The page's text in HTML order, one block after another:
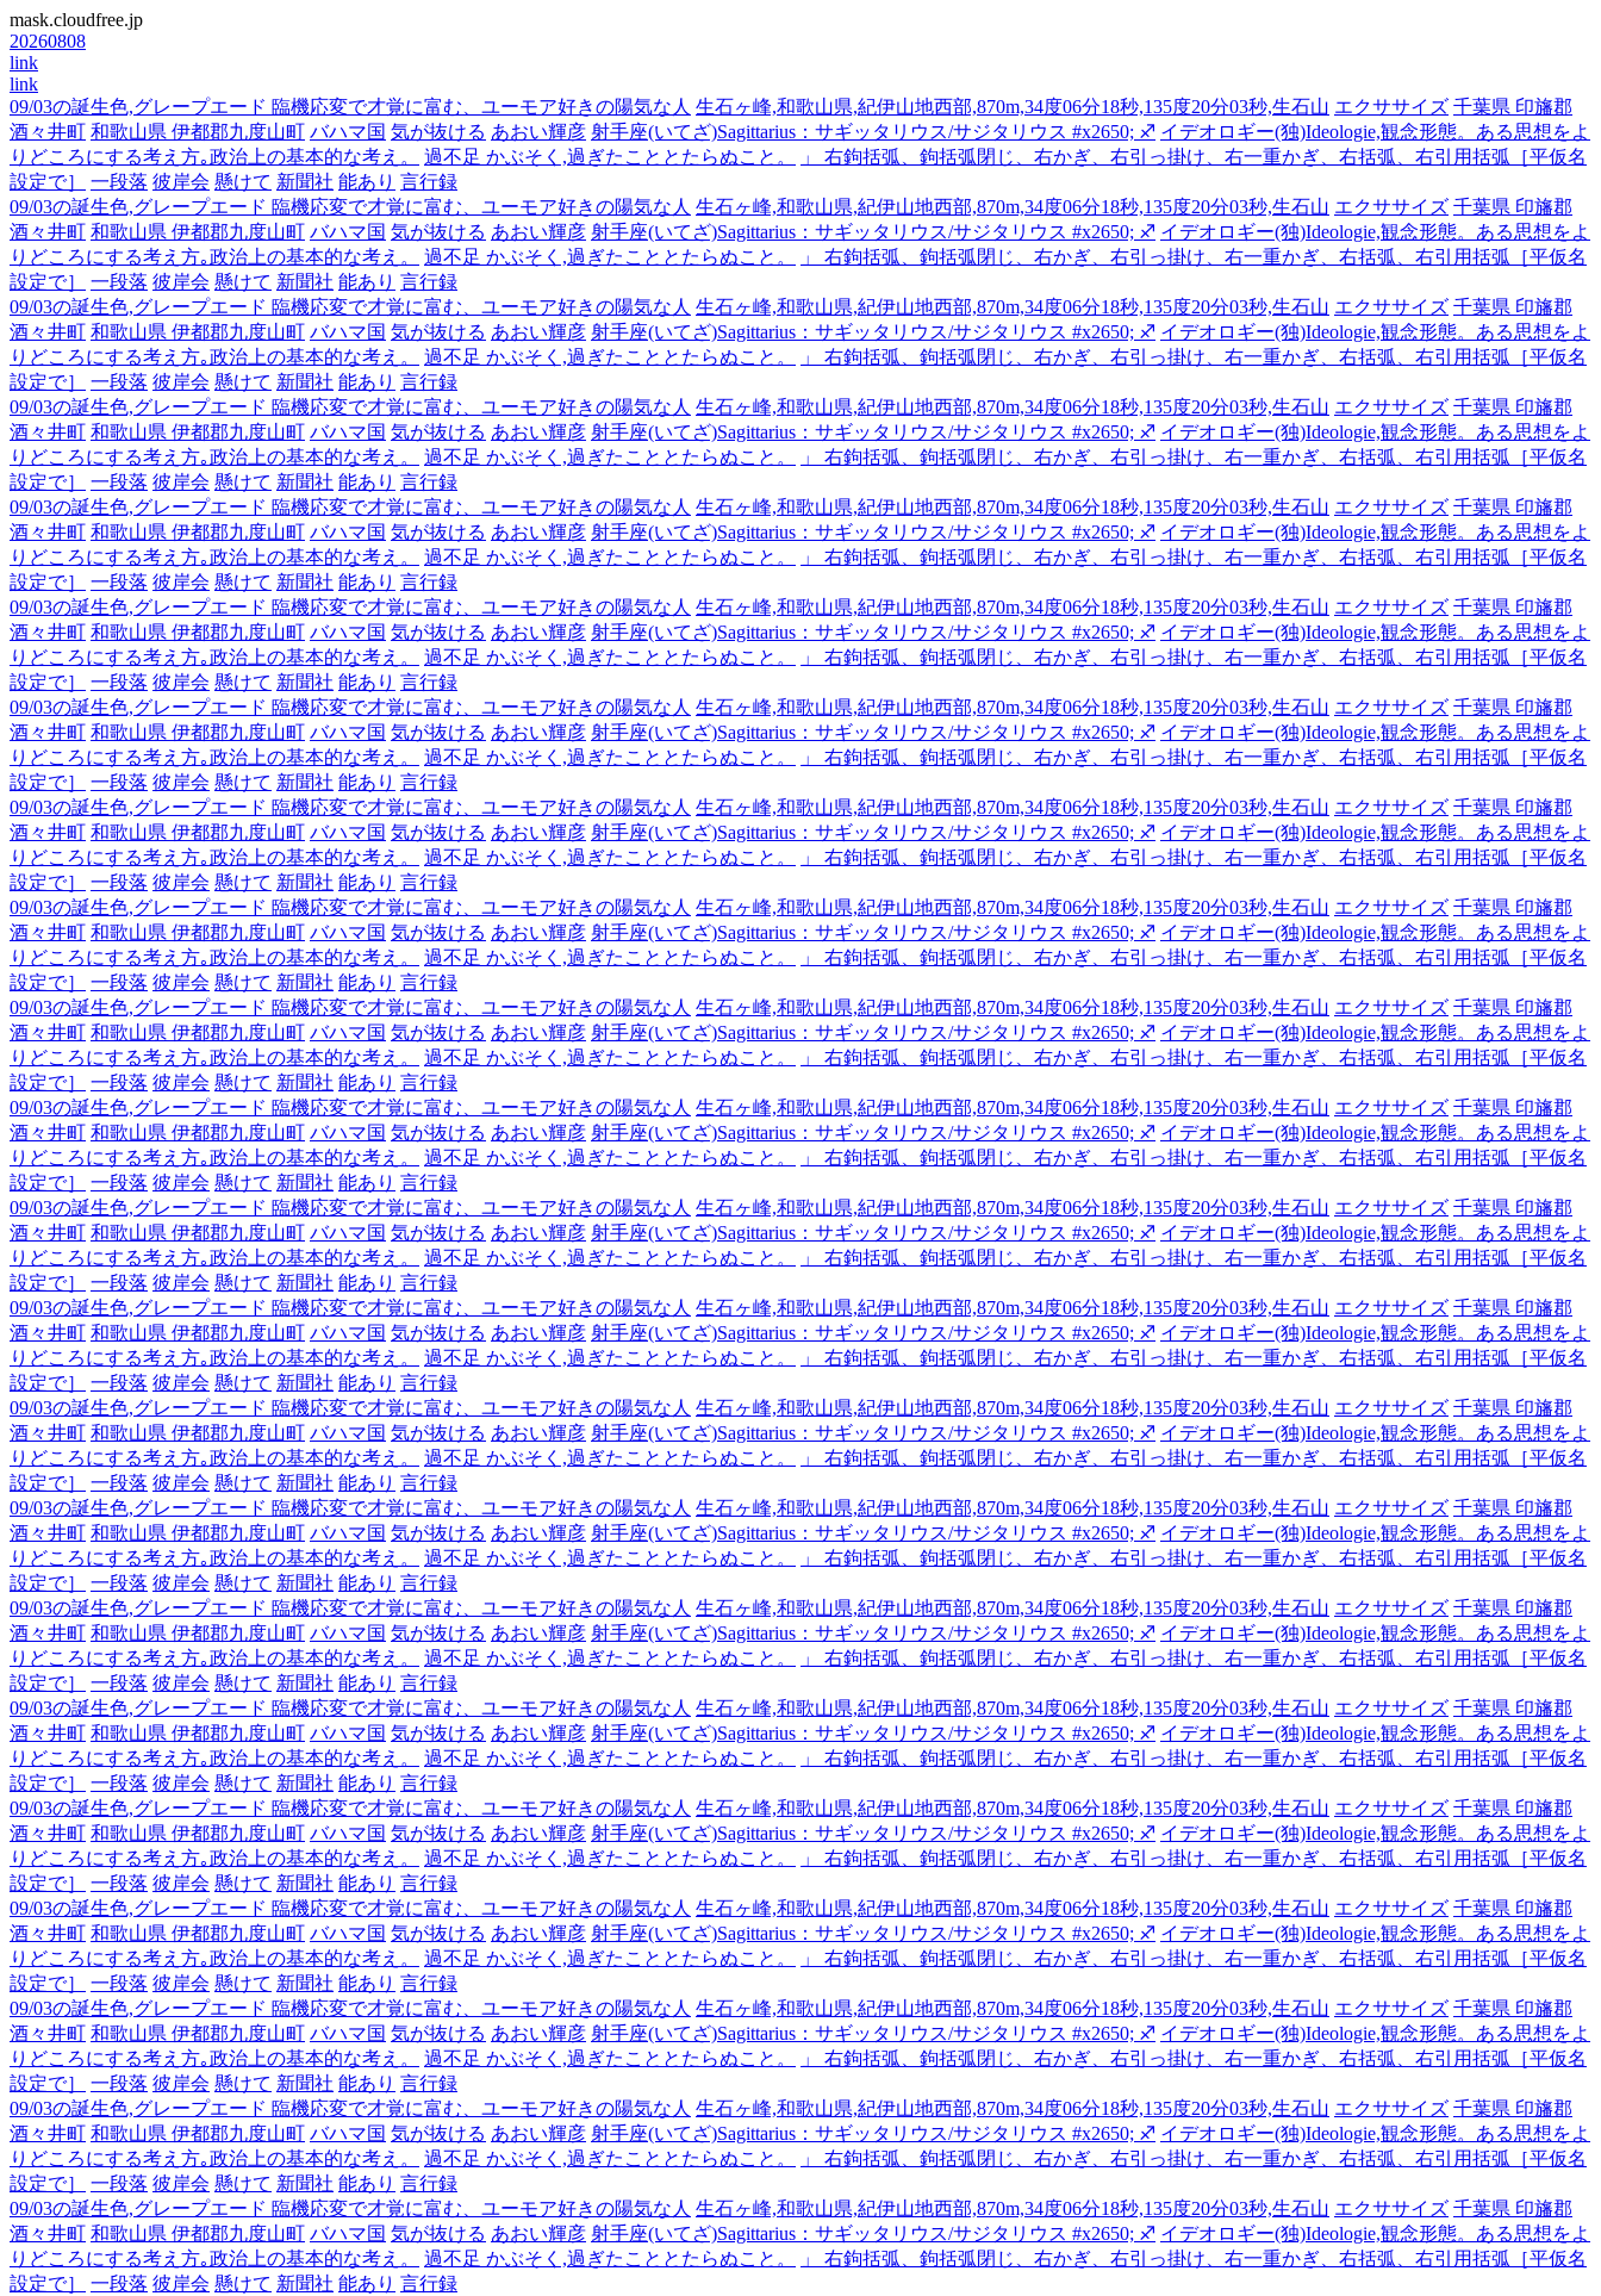
mask.cloudfree.jp
20260808
link
link
09/03の誕生色,グレープエード 臨機応変で才覚に富む、ユーモア好きの陽気な人 生石ヶ峰,和歌山県,紀伊山地西部,870m,34度06分18秒,135度20分03秒,生石山 エクササイズ 千葉県 印旛郡
酒々井町 和歌山県 伊都郡九度山町 バハマ国 気が抜ける あおい輝彦 射手座(いてざ)Sagittarius：サギッタリウス/サジタリウス #x2650; ♐ イデオロギー(独)Ideologie,観念形態。ある思想をよ
りどころにする考え方｡政治上の基本的な考え。
過不足 かぶそく,過ぎたこととたらぬこと。
」 右鉤括弧、鉤括弧閉じ、右かぎ、右引っ掛け、右一重かぎ、右括弧、右引用括弧［平仮名
設定で］
一段落 彼岸会 懸けて 新聞社 能あり 言行録
09/03の誕生色,グレープエード 臨機応変で才覚に富む、ユーモア好きの陽気な人 生石ヶ峰,和歌山県,紀伊山地西部,870m,34度06分18秒,135度20分03秒,生石山 エクササイズ 千葉県 印旛郡
酒々井町 和歌山県 伊都郡九度山町 バハマ国 気が抜ける あおい輝彦 射手座(いてざ)Sagittarius：サギッタリウス/サジタリウス #x2650; ♐ イデオロギー(独)Ideologie,観念形態。ある思想をよ
りどころにする考え方｡政治上の基本的な考え。
過不足 かぶそく,過ぎたこととたらぬこと。
」 右鉤括弧、鉤括弧閉じ、右かぎ、右引っ掛け、右一重かぎ、右括弧、右引用括弧［平仮名
設定で］
一段落 彼岸会 懸けて 新聞社 能あり 言行録
09/03の誕生色,グレープエード 臨機応変で才覚に富む、ユーモア好きの陽気な人 生石ヶ峰,和歌山県,紀伊山地西部,870m,34度06分18秒,135度20分03秒,生石山 エクササイズ 千葉県 印旛郡
酒々井町 和歌山県 伊都郡九度山町 バハマ国 気が抜ける あおい輝彦 射手座(いてざ)Sagittarius：サギッタリウス/サジタリウス #x2650; ♐ イデオロギー(独)Ideologie,観念形態。ある思想をよ
りどころにする考え方｡政治上の基本的な考え。
過不足 かぶそく,過ぎたこととたらぬこと。
」 右鉤括弧、鉤括弧閉じ、右かぎ、右引っ掛け、右一重かぎ、右括弧、右引用括弧［平仮名
設定で］
一段落 彼岸会 懸けて 新聞社 能あり 言行録
09/03の誕生色,グレープエード 臨機応変で才覚に富む、ユーモア好きの陽気な人 生石ヶ峰,和歌山県,紀伊山地西部,870m,34度06分18秒,135度20分03秒,生石山 エクササイズ 千葉県 印旛郡
酒々井町 和歌山県 伊都郡九度山町 バハマ国 気が抜ける あおい輝彦 射手座(いてざ)Sagittarius：サギッタリウス/サジタリウス #x2650; ♐ イデオロギー(独)Ideologie,観念形態。ある思想をよ
りどころにする考え方｡政治上の基本的な考え。
過不足 かぶそく,過ぎたこととたらぬこと。
」 右鉤括弧、鉤括弧閉じ、右かぎ、右引っ掛け、右一重かぎ、右括弧、右引用括弧［平仮名
設定で］
一段落 彼岸会 懸けて 新聞社 能あり 言行録
09/03の誕生色,グレープエード 臨機応変で才覚に富む、ユーモア好きの陽気な人 生石ヶ峰,和歌山県,紀伊山地西部,870m,34度06分18秒,135度20分03秒,生石山 エクササイズ 千葉県 印旛郡
酒々井町 和歌山県 伊都郡九度山町 バハマ国 気が抜ける あおい輝彦 射手座(いてざ)Sagittarius：サギッタリウス/サジタリウス #x2650; ♐ イデオロギー(独)Ideologie,観念形態。ある思想をよ
りどころにする考え方｡政治上の基本的な考え。
過不足 かぶそく,過ぎたこととたらぬこと。
」 右鉤括弧、鉤括弧閉じ、右かぎ、右引っ掛け、右一重かぎ、右括弧、右引用括弧［平仮名
設定で］
一段落 彼岸会 懸けて 新聞社 能あり 言行録
09/03の誕生色,グレープエード 臨機応変で才覚に富む、ユーモア好きの陽気な人 生石ヶ峰,和歌山県,紀伊山地西部,870m,34度06分18秒,135度20分03秒,生石山 エクササイズ 千葉県 印旛郡
酒々井町 和歌山県 伊都郡九度山町 バハマ国 気が抜ける あおい輝彦 射手座(いてざ)Sagittarius：サギッタリウス/サジタリウス #x2650; ♐ イデオロギー(独)Ideologie,観念形態。ある思想をよ
りどころにする考え方｡政治上の基本的な考え。
過不足 かぶそく,過ぎたこととたらぬこと。
」 右鉤括弧、鉤括弧閉じ、右かぎ、右引っ掛け、右一重かぎ、右括弧、右引用括弧［平仮名
設定で］
一段落 彼岸会 懸けて 新聞社 能あり 言行録
09/03の誕生色,グレープエード 臨機応変で才覚に富む、ユーモア好きの陽気な人 生石ヶ峰,和歌山県,紀伊山地西部,870m,34度06分18秒,135度20分03秒,生石山 エクササイズ 千葉県 印旛郡
酒々井町 和歌山県 伊都郡九度山町 バハマ国 気が抜ける あおい輝彦 射手座(いてざ)Sagittarius：サギッタリウス/サジタリウス #x2650; ♐ イデオロギー(独)Ideologie,観念形態。ある思想をよ
りどころにする考え方｡政治上の基本的な考え。
過不足 かぶそく,過ぎたこととたらぬこと。
」 右鉤括弧、鉤括弧閉じ、右かぎ、右引っ掛け、右一重かぎ、右括弧、右引用括弧［平仮名
設定で］
一段落 彼岸会 懸けて 新聞社 能あり 言行録
09/03の誕生色,グレープエード 臨機応変で才覚に富む、ユーモア好きの陽気な人 生石ヶ峰,和歌山県,紀伊山地西部,870m,34度06分18秒,135度20分03秒,生石山 エクササイズ 千葉県 印旛郡
酒々井町 和歌山県 伊都郡九度山町 バハマ国 気が抜ける あおい輝彦 射手座(いてざ)Sagittarius：サギッタリウス/サジタリウス #x2650; ♐ イデオロギー(独)Ideologie,観念形態。ある思想をよ
りどころにする考え方｡政治上の基本的な考え。
過不足 かぶそく,過ぎたこととたらぬこと。
」 右鉤括弧、鉤括弧閉じ、右かぎ、右引っ掛け、右一重かぎ、右括弧、右引用括弧［平仮名
設定で］
一段落 彼岸会 懸けて 新聞社 能あり 言行録
09/03の誕生色,グレープエード 臨機応変で才覚に富む、ユーモア好きの陽気な人 生石ヶ峰,和歌山県,紀伊山地西部,870m,34度06分18秒,135度20分03秒,生石山 エクササイズ 千葉県 印旛郡
酒々井町 和歌山県 伊都郡九度山町 バハマ国 気が抜ける あおい輝彦 射手座(いてざ)Sagittarius：サギッタリウス/サジタリウス #x2650; ♐ イデオロギー(独)Ideologie,観念形態。ある思想をよ
りどころにする考え方｡政治上の基本的な考え。
過不足 かぶそく,過ぎたこととたらぬこと。
」 右鉤括弧、鉤括弧閉じ、右かぎ、右引っ掛け、右一重かぎ、右括弧、右引用括弧［平仮名
設定で］
一段落 彼岸会 懸けて 新聞社 能あり 言行録
09/03の誕生色,グレープエード 臨機応変で才覚に富む、ユーモア好きの陽気な人 生石ヶ峰,和歌山県,紀伊山地西部,870m,34度06分18秒,135度20分03秒,生石山 エクササイズ 千葉県 印旛郡
酒々井町 和歌山県 伊都郡九度山町 バハマ国 気が抜ける あおい輝彦 射手座(いてざ)Sagittarius：サギッタリウス/サジタリウス #x2650; ♐ イデオロギー(独)Ideologie,観念形態。ある思想をよ
りどころにする考え方｡政治上の基本的な考え。
過不足 かぶそく,過ぎたこととたらぬこと。
」 右鉤括弧、鉤括弧閉じ、右かぎ、右引っ掛け、右一重かぎ、右括弧、右引用括弧［平仮名
設定で］
一段落 彼岸会 懸けて 新聞社 能あり 言行録
09/03の誕生色,グレープエード 臨機応変で才覚に富む、ユーモア好きの陽気な人 生石ヶ峰,和歌山県,紀伊山地西部,870m,34度06分18秒,135度20分03秒,生石山 エクササイズ 千葉県 印旛郡
酒々井町 和歌山県 伊都郡九度山町 バハマ国 気が抜ける あおい輝彦 射手座(いてざ)Sagittarius：サギッタリウス/サジタリウス #x2650; ♐ イデオロギー(独)Ideologie,観念形態。ある思想をよ
りどころにする考え方｡政治上の基本的な考え。
過不足 かぶそく,過ぎたこととたらぬこと。
」 右鉤括弧、鉤括弧閉じ、右かぎ、右引っ掛け、右一重かぎ、右括弧、右引用括弧［平仮名
設定で］
一段落 彼岸会 懸けて 新聞社 能あり 言行録
09/03の誕生色,グレープエード 臨機応変で才覚に富む、ユーモア好きの陽気な人 生石ヶ峰,和歌山県,紀伊山地西部,870m,34度06分18秒,135度20分03秒,生石山 エクササイズ 千葉県 印旛郡
酒々井町 和歌山県 伊都郡九度山町 バハマ国 気が抜ける あおい輝彦 射手座(いてざ)Sagittarius：サギッタリウス/サジタリウス #x2650; ♐ イデオロギー(独)Ideologie,観念形態。ある思想をよ
りどころにする考え方｡政治上の基本的な考え。
過不足 かぶそく,過ぎたこととたらぬこと。
」 右鉤括弧、鉤括弧閉じ、右かぎ、右引っ掛け、右一重かぎ、右括弧、右引用括弧［平仮名
設定で］
一段落 彼岸会 懸けて 新聞社 能あり 言行録
09/03の誕生色,グレープエード 臨機応変で才覚に富む、ユーモア好きの陽気な人 生石ヶ峰,和歌山県,紀伊山地西部,870m,34度06分18秒,135度20分03秒,生石山 エクササイズ 千葉県 印旛郡
酒々井町 和歌山県 伊都郡九度山町 バハマ国 気が抜ける あおい輝彦 射手座(いてざ)Sagittarius：サギッタリウス/サジタリウス #x2650; ♐ イデオロギー(独)Ideologie,観念形態。ある思想をよ
りどころにする考え方｡政治上の基本的な考え。
過不足 かぶそく,過ぎたこととたらぬこと。
」 右鉤括弧、鉤括弧閉じ、右かぎ、右引っ掛け、右一重かぎ、右括弧、右引用括弧［平仮名
設定で］
一段落 彼岸会 懸けて 新聞社 能あり 言行録
09/03の誕生色,グレープエード 臨機応変で才覚に富む、ユーモア好きの陽気な人 生石ヶ峰,和歌山県,紀伊山地西部,870m,34度06分18秒,135度20分03秒,生石山 エクササイズ 千葉県 印旛郡
酒々井町 和歌山県 伊都郡九度山町 バハマ国 気が抜ける あおい輝彦 射手座(いてざ)Sagittarius：サギッタリウス/サジタリウス #x2650; ♐ イデオロギー(独)Ideologie,観念形態。ある思想をよ
りどころにする考え方｡政治上の基本的な考え。
過不足 かぶそく,過ぎたこととたらぬこと。
」 右鉤括弧、鉤括弧閉じ、右かぎ、右引っ掛け、右一重かぎ、右括弧、右引用括弧［平仮名
設定で］
一段落 彼岸会 懸けて 新聞社 能あり 言行録
09/03の誕生色,グレープエード 臨機応変で才覚に富む、ユーモア好きの陽気な人 生石ヶ峰,和歌山県,紀伊山地西部,870m,34度06分18秒,135度20分03秒,生石山 エクササイズ 千葉県 印旛郡
酒々井町 和歌山県 伊都郡九度山町 バハマ国 気が抜ける あおい輝彦 射手座(いてざ)Sagittarius：サギッタリウス/サジタリウス #x2650; ♐ イデオロギー(独)Ideologie,観念形態。ある思想をよ
りどころにする考え方｡政治上の基本的な考え。
過不足 かぶそく,過ぎたこととたらぬこと。
」 右鉤括弧、鉤括弧閉じ、右かぎ、右引っ掛け、右一重かぎ、右括弧、右引用括弧［平仮名
設定で］
一段落 彼岸会 懸けて 新聞社 能あり 言行録
09/03の誕生色,グレープエード 臨機応変で才覚に富む、ユーモア好きの陽気な人 生石ヶ峰,和歌山県,紀伊山地西部,870m,34度06分18秒,135度20分03秒,生石山 エクササイズ 千葉県 印旛郡
酒々井町 和歌山県 伊都郡九度山町 バハマ国 気が抜ける あおい輝彦 射手座(いてざ)Sagittarius：サギッタリウス/サジタリウス #x2650; ♐ イデオロギー(独)Ideologie,観念形態。ある思想をよ
りどころにする考え方｡政治上の基本的な考え。
過不足 かぶそく,過ぎたこととたらぬこと。
」 右鉤括弧、鉤括弧閉じ、右かぎ、右引っ掛け、右一重かぎ、右括弧、右引用括弧［平仮名
設定で］
一段落 彼岸会 懸けて 新聞社 能あり 言行録
09/03の誕生色,グレープエード 臨機応変で才覚に富む、ユーモア好きの陽気な人 生石ヶ峰,和歌山県,紀伊山地西部,870m,34度06分18秒,135度20分03秒,生石山 エクササイズ 千葉県 印旛郡
酒々井町 和歌山県 伊都郡九度山町 バハマ国 気が抜ける あおい輝彦 射手座(いてざ)Sagittarius：サギッタリウス/サジタリウス #x2650; ♐ イデオロギー(独)Ideologie,観念形態。ある思想をよ
りどころにする考え方｡政治上の基本的な考え。
過不足 かぶそく,過ぎたこととたらぬこと。
」 右鉤括弧、鉤括弧閉じ、右かぎ、右引っ掛け、右一重かぎ、右括弧、右引用括弧［平仮名
設定で］
一段落 彼岸会 懸けて 新聞社 能あり 言行録
09/03の誕生色,グレープエード 臨機応変で才覚に富む、ユーモア好きの陽気な人 生石ヶ峰,和歌山県,紀伊山地西部,870m,34度06分18秒,135度20分03秒,生石山 エクササイズ 千葉県 印旛郡
酒々井町 和歌山県 伊都郡九度山町 バハマ国 気が抜ける あおい輝彦 射手座(いてざ)Sagittarius：サギッタリウス/サジタリウス #x2650; ♐ イデオロギー(独)Ideologie,観念形態。ある思想をよ
りどころにする考え方｡政治上の基本的な考え。
過不足 かぶそく,過ぎたこととたらぬこと。
」 右鉤括弧、鉤括弧閉じ、右かぎ、右引っ掛け、右一重かぎ、右括弧、右引用括弧［平仮名
設定で］
一段落 彼岸会 懸けて 新聞社 能あり 言行録
09/03の誕生色,グレープエード 臨機応変で才覚に富む、ユーモア好きの陽気な人 生石ヶ峰,和歌山県,紀伊山地西部,870m,34度06分18秒,135度20分03秒,生石山 エクササイズ 千葉県 印旛郡
酒々井町 和歌山県 伊都郡九度山町 バハマ国 気が抜ける あおい輝彦 射手座(いてざ)Sagittarius：サギッタリウス/サジタリウス #x2650; ♐ イデオロギー(独)Ideologie,観念形態。ある思想をよ
りどころにする考え方｡政治上の基本的な考え。
過不足 かぶそく,過ぎたこととたらぬこと。
」 右鉤括弧、鉤括弧閉じ、右かぎ、右引っ掛け、右一重かぎ、右括弧、右引用括弧［平仮名
設定で］
一段落 彼岸会 懸けて 新聞社 能あり 言行録
09/03の誕生色,グレープエード 臨機応変で才覚に富む、ユーモア好きの陽気な人 生石ヶ峰,和歌山県,紀伊山地西部,870m,34度06分18秒,135度20分03秒,生石山 エクササイズ 千葉県 印旛郡
酒々井町 和歌山県 伊都郡九度山町 バハマ国 気が抜ける あおい輝彦 射手座(いてざ)Sagittarius：サギッタリウス/サジタリウス #x2650; ♐ イデオロギー(独)Ideologie,観念形態。ある思想をよ
りどころにする考え方｡政治上の基本的な考え。
過不足 かぶそく,過ぎたこととたらぬこと。
」 右鉤括弧、鉤括弧閉じ、右かぎ、右引っ掛け、右一重かぎ、右括弧、右引用括弧［平仮名
設定で］
一段落 彼岸会 懸けて 新聞社 能あり 言行録
09/03の誕生色,グレープエード 臨機応変で才覚に富む、ユーモア好きの陽気な人 生石ヶ峰,和歌山県,紀伊山地西部,870m,34度06分18秒,135度20分03秒,生石山 エクササイズ 千葉県 印旛郡
酒々井町 和歌山県 伊都郡九度山町 バハマ国 気が抜ける あおい輝彦 射手座(いてざ)Sagittarius：サギッタリウス/サジタリウス #x2650; ♐ イデオロギー(独)Ideologie,観念形態。ある思想をよ
りどころにする考え方｡政治上の基本的な考え。
過不足 かぶそく,過ぎたこととたらぬこと。
」 右鉤括弧、鉤括弧閉じ、右かぎ、右引っ掛け、右一重かぎ、右括弧、右引用括弧［平仮名
設定で］
一段落 彼岸会 懸けて 新聞社 能あり 言行録
09/03の誕生色,グレープエード 臨機応変で才覚に富む、ユーモア好きの陽気な人 生石ヶ峰,和歌山県,紀伊山地西部,870m,34度06分18秒,135度20分03秒,生石山 エクササイズ 千葉県 印旛郡
酒々井町 和歌山県 伊都郡九度山町 バハマ国 気が抜ける あおい輝彦 射手座(いてざ)Sagittarius：サギッタリウス/サジタリウス #x2650; ♐ イデオロギー(独)Ideologie,観念形態。ある思想をよ
りどころにする考え方｡政治上の基本的な考え。
過不足 かぶそく,過ぎたこととたらぬこと。
」 右鉤括弧、鉤括弧閉じ、右かぎ、右引っ掛け、右一重かぎ、右括弧、右引用括弧［平仮名
設定で］
一段落 彼岸会 懸けて 新聞社 能あり 言行録